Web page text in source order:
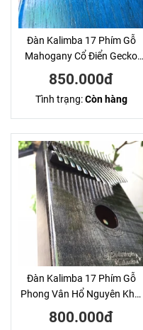
Đàn Kalimba 17 Phím Gỗ
Mahogany Cổ Điển Gecko
KaLinh
850.000đ
Tình trạng:Còn hàng
Đàn Kalimba 17 Phím Gỗ
Phong Vân Hổ Nguyên Khối
Gecko KaLinh
800.000đ